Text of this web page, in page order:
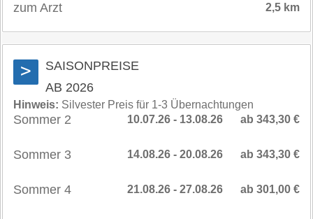
zum Arzt 2,5 km
>
SAISONPREISE
AB 2026
Hinweis: Silvester Preis für 1-3 Übernachtungen
Sommer 2 ab 343,30 €
10.07.26 - 13.08.26
Sommer 3 ab 343,30 €
14.08.26 - 20.08.26
Sommer 4 ab 301,00 €
21.08.26 - 27.08.26